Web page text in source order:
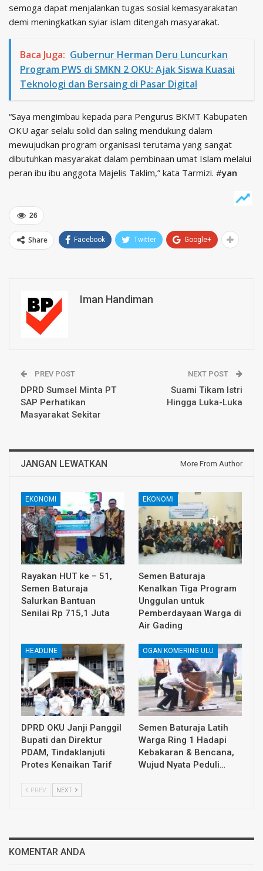
semoga dapat menjalankan tugas sosial kemasyarakatan
demi meningkatkan syiar islam ditengah masyarakat.
Baca Juga: Gubernur Herman Deru Luncurkan
Program PWS di SMKN 2 OKU: Ajak Siswa Kuasai
Teknologi dan Bersaing di Pasar Digital
“Saya mengimbau kepada para Pengurus BKMT Kabupaten
OKU agar selalu solid dan saling mendukung dalam
mewujudkan program organisasi terutama yang sangat
dibutuhkan masyarakat dalam pembinaan umat Islam melalui
peran ibu ibu anggota Majelis Taklim,” kata Tarmizi. #yan
26
Share Facebook Twitter Google+
Iman Handiman
PREV POST
DPRD Sumsel Minta PT
SAP Perhatikan
Masyarakat Sekitar
NEXT POST
Suami Tikam Istri
Hingga Luka-Luka
JANGAN LEWATKAN More From Author
EKONOMI
Rayakan HUT ke – 51,
Semen Baturaja
Salurkan Bantuan
Senilai Rp 715,1 Juta
EKONOMI
Semen Baturaja
Kenalkan Tiga Program
Unggulan untuk
Pemberdayaan Warga di
Air Gading
HEADLINE
DPRD OKU Janji Panggil
Bupati dan Direktur
PDAM, Tindaklanjuti
Protes Kenaikan Tarif
OGAN KOMERING ULU
Semen Baturaja Latih
Warga Ring 1 Hadapi
Kebakaran & Bencana,
Wujud Nyata Peduli…
PREV NEXT
KOMENTAR ANDA